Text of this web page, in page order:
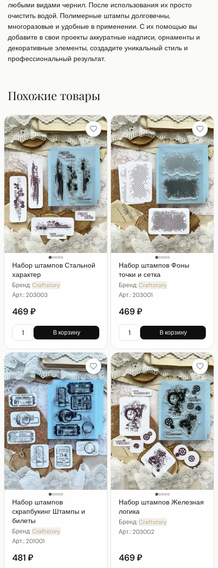
любыми видами чернил. После использования их просто
очистить водой. Полимерные штампы долговечны,
многоразовые и удобные в применении. С их помощью вы
добавите в свои проекты аккуратные надписи, орнаменты и
декоративные элементы, создадите уникальный стиль и
профессиональный результат.
Похожие товары
Набор штампов Стальной
характер
Бренд:Craftstory
Арт.:203003
469 ₽
В корзину
Набор штампов Фоны
точки и сетка
Бренд:Craftstory
Арт.:203001
469 ₽
В корзину
Набор штампов
скрапбукинг Штампы и
билеты
Бренд:Craftstory
Арт.:201001
481 ₽
Набор штампов Железная
логика
Бренд:Craftstory
Арт.:203002
469 ₽